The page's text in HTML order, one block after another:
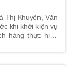
Thị Khuyên, Văn
khi khởi kiện vụ
hàng thực hiện